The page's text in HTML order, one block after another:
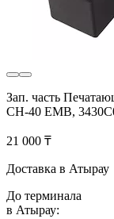
Зап. часть
CH-40 EMB,
21 000 ₸
Доставка в Атырау
До терминала
в Атырау: